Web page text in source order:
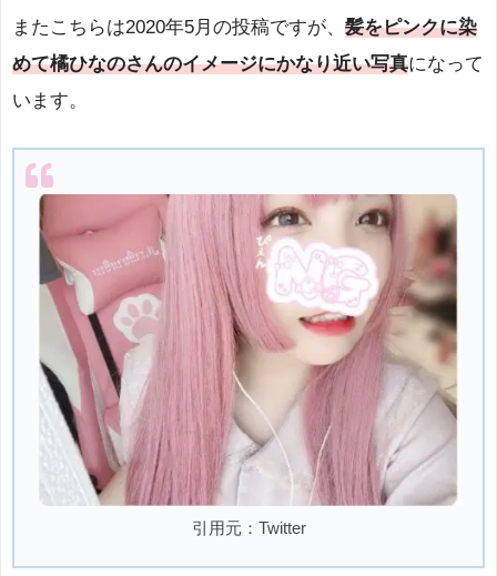
またこちらは2020年5月の投稿ですが、 髪をピンクに染
めて橘ひなのさんのイメージにかなり近い写真になって
います。
引用元：Twitter